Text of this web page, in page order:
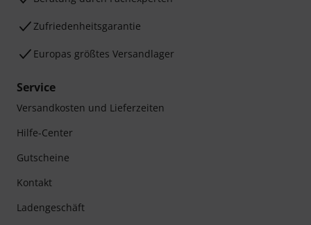
Zufriedenheitsgarantie
Europas größtes Versandlager
Service
Versandkosten und Lieferzeiten
Hilfe-Center
Gutscheine
Kontakt
Ladengeschäft